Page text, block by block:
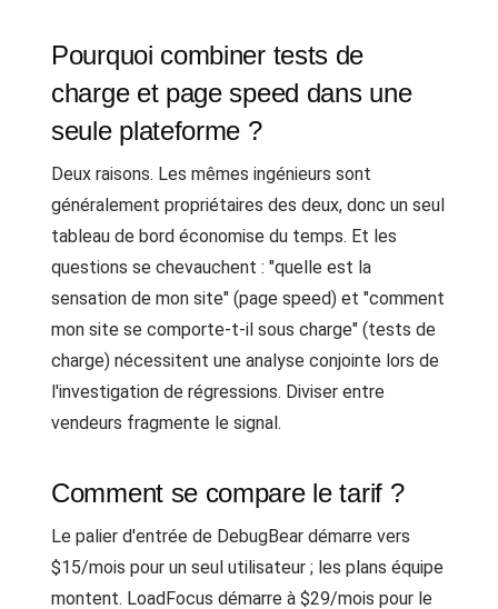
Pourquoi combiner tests de
charge et page speed dans une
seule plateforme ?
Deux raisons. Les mêmes ingénieurs sont
généralement propriétaires des deux, donc un seul
tableau de bord économise du temps. Et les
questions se chevauchent : "quelle est la
sensation de mon site" (page speed) et "comment
mon site se comporte-t-il sous charge" (tests de
charge) nécessitent une analyse conjointe lors de
l'investigation de régressions. Diviser entre
vendeurs fragmente le signal.
Comment se compare le tarif ?
Le palier d'entrée de DebugBear démarre vers
$15/mois pour un seul utilisateur ; les plans équipe
montent. LoadFocus démarre à $29/mois pour le